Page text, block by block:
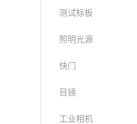
测试标板
照明光源
快门
目镜
工业相机